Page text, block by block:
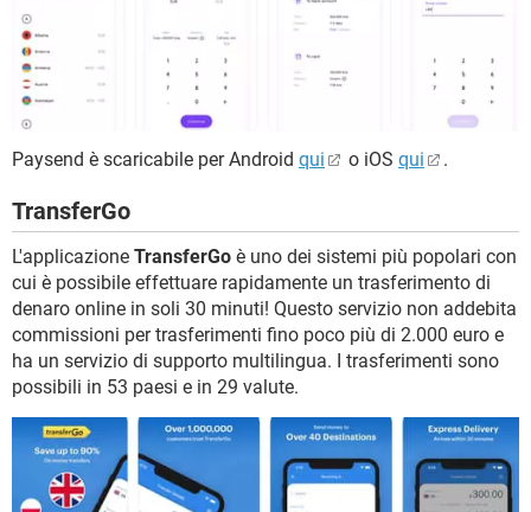
Paysend è scaricabile per Android qui o iOS qui .
TransferGo
L'applicazione TransferGo è uno dei sistemi più popolari con
cui è possibile effettuare rapidamente un trasferimento di
denaro online in soli 30 minuti! Questo servizio non addebita
commissioni per trasferimenti fino poco più di 2.000 euro e
ha un servizio di supporto multilingua. I trasferimenti sono
possibili in 53 paesi e in 29 valute.